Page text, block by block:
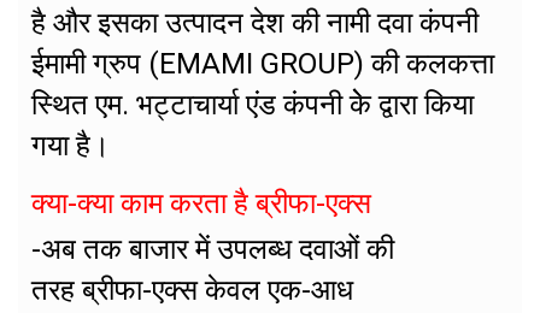
है और इसका उत्पादन देश की नामी दवा कंपनी
ईमामी ग्रुप (EMAMI GROUP) की कलकत्ता
स्थित एम. भट्टाचार्या एंड कंपनी केे द्वारा किया
गया है।
क्या-क्या काम करता है ब्रीफा-एक्स
-अब तक बाजार में उपलब्ध दवाओं की
तरह ब्रीफा-एक्स केवल एक-आध